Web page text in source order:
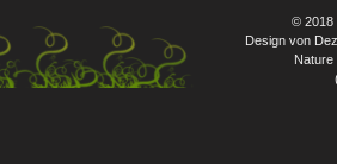
© 2018
Design von
Nature